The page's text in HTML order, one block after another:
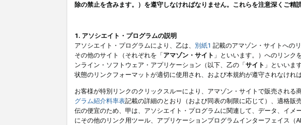
除の禁止を含みます。）を遵守しなければなりません。これらを注意深くご精読
1. アソシエイト・プログラムの説明
アソシエイト・プログラムにより、乙は、 別紙1 記載のアマゾン・サイトへの
その他のサイト（それぞれを「アマゾン・サイト 」といいます。）へのリンク
ンライン・ソフトウェア・アプリケーション（以下、乙の「サイト 」といいま
状態のリンクフォーマットが適切に使用され、および本規約が遵守されなけれ
お客様が特別リンクのクリックスルーにより、アマゾン・サイトで販売される
グラム紹介料率表記載の詳細のとおり（および同表の制限に応じて）、適格
伝の便宜のため、甲は、アソシエイト・プログラムに関連して、データ、イ
にその他のリンク用ツール、アプリケーションプログラムインターフェイス（